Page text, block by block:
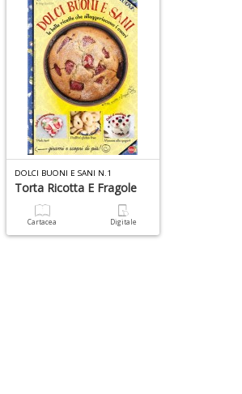
DOLCI BUONI E SANI N.1
Torta Ricotta E Fragole
Cartacea Digitale